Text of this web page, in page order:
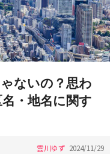
ないの？思わ
・地名に関す
雲川ゆず 2024/11/29